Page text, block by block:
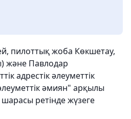
пилоттық жоба Көкшетау,
және Павлодар
адрестік әлеуметтік
әмиян" арқылы
ретінде жүзеге